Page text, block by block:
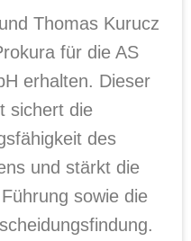
Thomas Kurucz
für die AS
erhalten. Dieser
sichert die
des
und stärkt die
sowie die